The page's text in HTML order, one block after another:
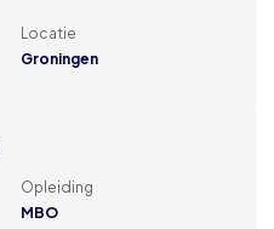
Locatie
Groningen
Opleiding
MBO